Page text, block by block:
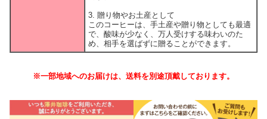
3. 贈り物やお土産として
このコーヒーは、手土産や贈り物としても最適
で、酸味が少なく、万人受けする味わいのた
め、相手を選ばずに贈ることができます。
※一部地域へのお届けは、送料を別途頂戴しております。